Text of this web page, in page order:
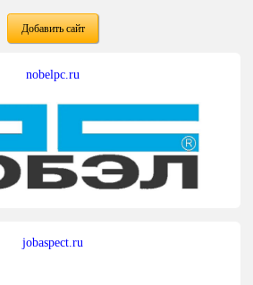
Добавить сайт
nobelpc.ru
jobaspect.ru